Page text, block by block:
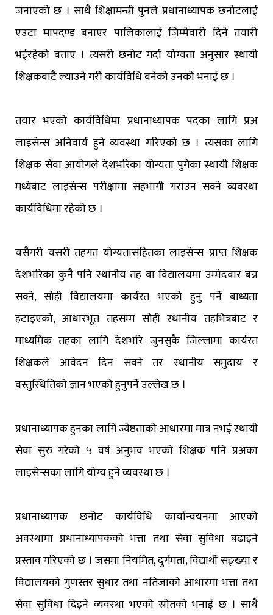
जनाएको छ । साथै शिक्षामन्त्री पुनले प्रधानाध्यापक छनोटलाई
एउटा मापदण्ड बनाएर पालिकालाई जिम्मेवारी दिने तयारी
भईरहेको बताए । त्यसरी छनोट गर्दा योग्यता अनुसार स्थायी
शिक्षकबाटै ल्याउने गरी कार्यविधि बनेको उनको भनाई छ ।
तयार भएको कार्यविधिमा प्रधानाध्यापक पदका लागि प्रअ
लाइसेन्स अनिवार्य हुने व्यवस्था गरिएको छ । त्यसका लागि
शिक्षक सेवा आयोगले देशभरिका योग्यता पुगेका स्थायी शिक्षक
मध्येबाट लाइसेन्स परीक्षामा सहभागी गराउन सक्ने व्यवस्था
कार्यविधिमा रहेको छ ।
यसैगरी यसरी तहगत योग्यतासहितका लाइसेन्स प्राप्त शिक्षक
देशभरिका कुनै पनि स्थानीय तह वा विद्यालयमा उम्मेदवार बन्न
सक्ने, सोही विद्यालयमा कार्यरत भएको हुनु पर्ने बाध्यता
हटाइएको, आधारभूत तहसम्म सोही स्थानीय तहभित्रबाट र
माध्यमिक तहका लागि देशभरि जुनसुकै जिल्लामा कार्यरत
शिक्षकले आवेदन दिन सक्ने तर स्थानीय समुदाय र
वस्तुस्थितिको ज्ञान भएको हुनुपर्ने उल्लेख छ ।
प्रधानाध्यापक हुनका लागि ज्येष्ठताको आधारमा मात्र नभई स्थायी
सेवा सुरु गरेको ५ वर्ष अनुभव भएको शिक्षक पनि प्रअका
लाइसेन्सका लागि योग्य हुने व्यवस्था छ ।
प्रधानाध्यापक छनोट कार्यविधि कार्यान्वयनमा आएको
अवस्थामा प्रधानाध्यापकको भत्ता तथा सेवा सुविधा बढाइने
प्रस्ताव गरिएको छ । जसमा नियमित, दुर्गमता, विद्यार्थी सङ्ख्या र
विद्यालयको गुणस्तर सुधार तथा नतिजाको आधारमा भत्ता तथा
सेवा सुविधा दिइने व्यवस्था भएको स्रोतको भनाई छ । साथै